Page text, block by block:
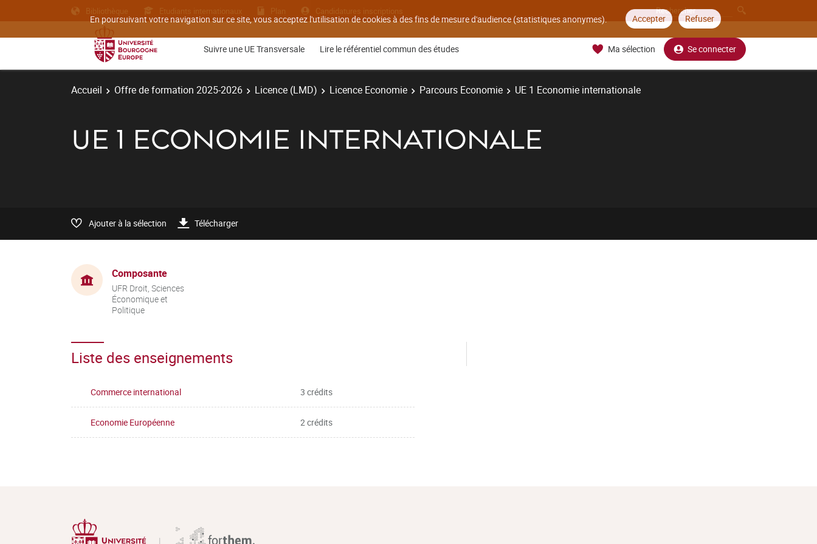
En poursuivant votre navigation sur ce site, vous acceptez l'utilisation de cookies à des fins de mesure d'audience (statistiques anonymes). Accepter Refuser
Bibliothèque Etudiants internationaux Plan Candidatures inscriptions
Suivre une UE Transversale Lire le référentiel commun des études Ma sélection Se connecter
Accueil Offre de formation 2025-2026 Licence (LMD) Licence Economie Parcours Economie UE 1 Economie internationale
UE 1 ECONOMIE INTERNATIONALE
Ajouter à la sélection Télécharger
Composante
UFR Droit, Sciences
Économique et
Politique
Liste des enseignements
Commerce international 3 crédits
Economie Européenne 2 crédits